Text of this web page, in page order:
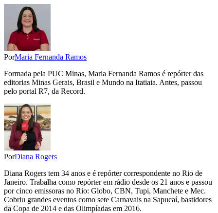
PorMaria Fernanda Ramos
Formada pela PUC Minas, Maria Fernanda Ramos é repórter das
editorias Minas Gerais, Brasil e Mundo na Itatiaia. Antes, passou
pelo portal R7, da Record.
PorDiana Rogers
Diana Rogers tem 34 anos e é repórter correspondente no Rio de
Janeiro. Trabalha como repórter em rádio desde os 21 anos e passou
por cinco emissoras no Rio: Globo, CBN, Tupi, Manchete e Mec.
Cobriu grandes eventos como sete Carnavais na Sapucaí, bastidores
da Copa de 2014 e das Olimpíadas em 2016.